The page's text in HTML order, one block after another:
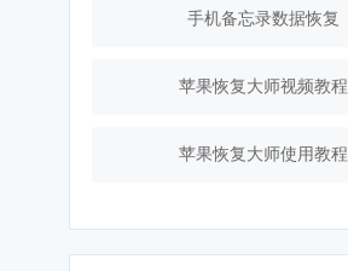
手机备忘录数据恢复
苹果恢复大师视频教程
苹果恢复大师使用教程